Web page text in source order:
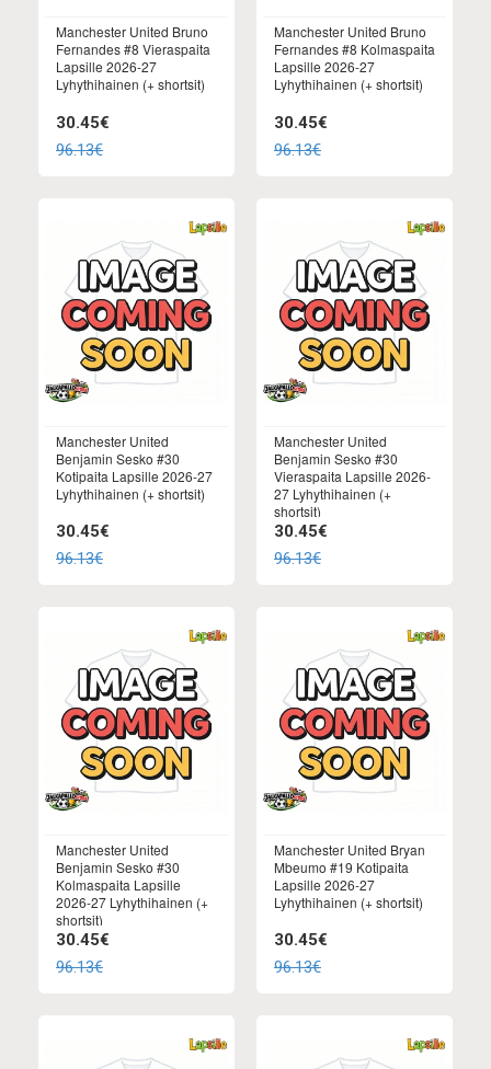
Manchester United Bruno
Fernandes #8 Vieraspaita
Lapsille 2026-27
Lyhythihainen (+ shortsit)
30.45€
96.13€
Manchester United Bruno
Fernandes #8 Kolmaspaita
Lapsille 2026-27
Lyhythihainen (+ shortsit)
30.45€
96.13€
Manchester United
Benjamin Sesko #30
Kotipaita Lapsille 2026-27
Lyhythihainen (+ shortsit)
30.45€
96.13€
Manchester United
Benjamin Sesko #30
Vieraspaita Lapsille 2026-
27 Lyhythihainen (+
shortsit)
30.45€
96.13€
Manchester United
Benjamin Sesko #30
Kolmaspaita Lapsille
2026-27 Lyhythihainen (+
shortsit)
30.45€
96.13€
Manchester United Bryan
Mbeumo #19 Kotipaita
Lapsille 2026-27
Lyhythihainen (+ shortsit)
30.45€
96.13€